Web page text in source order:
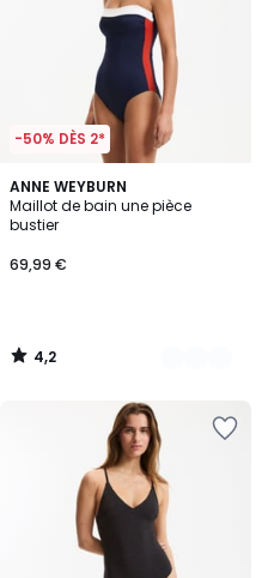
-50% DÈS 2*
ANNE WEYBURN
Maillot de bain une pièce
bustier
69,99 €
4,2
/ 5
2
Couleurs
4,2
/